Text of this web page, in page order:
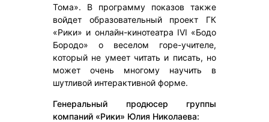
Тома». В программу показов также
войдет образовательный проект ГК
«Рики» и онлайн-кинотеатра IVI «Бодо
Бородо» о веселом горе-учителе,
который не умеет читать и писать, но
может очень многому научить в
шутливой интерактивной форме.
Генеральный продюсер группы
компаний «Рики» Юлия Николаева: